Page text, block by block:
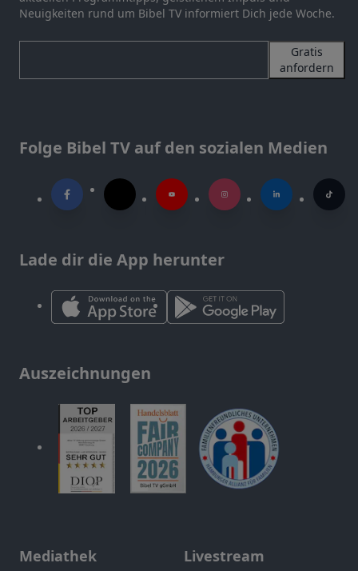
Neuigkeiten rund um Bibel TV informiert Dich jede Woche.
Gratis
anfordern
Folge Bibel TV auf den sozialen Medien
Lade dir die App herunter
Auszeichnungen
Mediathek Livestream